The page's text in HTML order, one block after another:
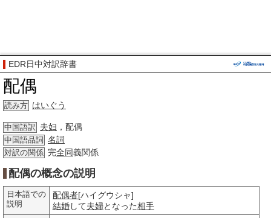
EDR日中対訳辞書
配偶
読み方 はいぐう
中国語訳 夫妇 ，配偶
中国語品詞 名詞
対訳の関係 完全同義関係
配偶の概念の説明
日本語での
説明
配偶者[ハイグウシャ]
結婚して夫婦となった相手